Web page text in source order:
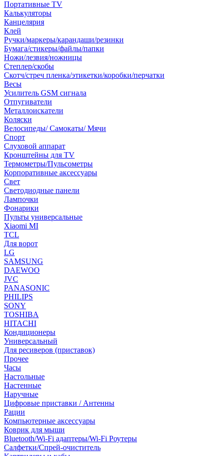
Портативные TV
Калькуляторы
Канцелярия
Клей
Ручки/маркеры/карандаши/резинки
Бумага/стикеры/файлы/папки
Ножи/лезвия/ножницы
Степлер/скобы
Скотч/стреч пленка/этикетки/коробки/перчатки
Весы
Усилитель GSM сигнала
Отпугиватели
Металлоискатели
Коляски
Велосипеды/ Самокаты/ Мячи
Спорт
Слуховой аппарат
Кронштейны для TV
Термометры/Пульсометры
Корпоративные аксессуары
Свет
Светодиодные панели
Лампочки
Фонарики
Пульты универсальные
Xiaomi MI
TCL
Для ворот
LG
SAMSUNG
DAEWOO
JVC
PANASONIC
PHILIPS
SONY
TOSHIBA
HITACHI
Кондиционеры
Универсальный
Для ресиверов (приставок)
Прочее
Часы
Настольные
Настенные
Наручные
Цифровые приставки / Антенны
Рации
Компьютерные аксессуары
Коврик для мыши
Bluetooth/Wi-Fi адаптеры/Wi-Fi Роутеры
Салфетки/Спрей-очиститель